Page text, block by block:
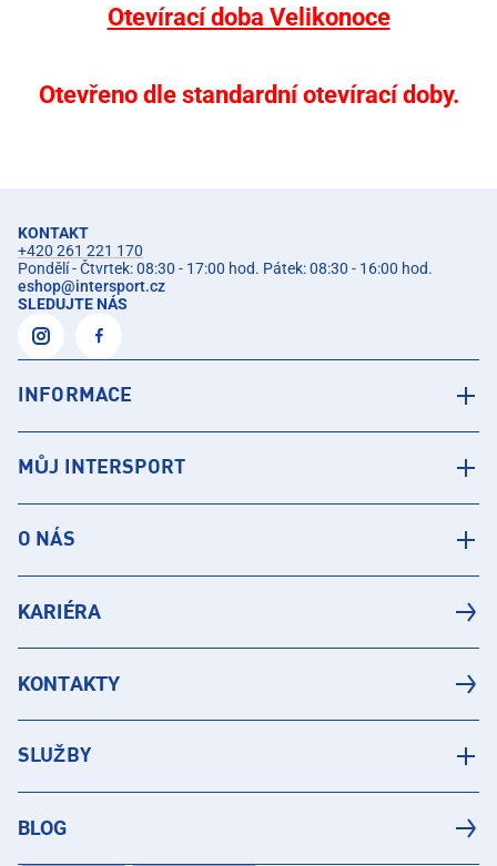
Otevírací doba Velikonoce
Otevřeno dle standardní otevírací doby.
KONTAKT
+420 261 221 170
Pondělí - Čtvrtek: 08:30 - 17:00 hod. Pátek: 08:30 - 16:00 hod.
eshop@intersport.cz
SLEDUJTE NÁS
INFORMACE
MŮJ INTERSPORT
O NÁS
KARIÉRA
KONTAKTY
SLUŽBY
BLOG